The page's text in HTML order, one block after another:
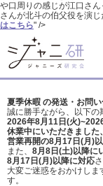
や口周りの感じが江口さ
さんが北斗の伯父役を演
はこちら" />
夏季休暇 の発送・お問
誠に勝手ながら、以下の
2026年8月11日(火
休業中にいただきました
営業再開の8月17日(月)
また、 8月8日(土)以降に
8月17日(月)以降に対応
大変ご迷惑をおかけしま
す。